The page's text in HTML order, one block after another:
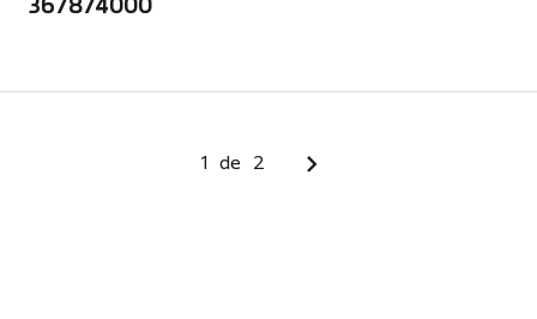
367874000
1 de 2